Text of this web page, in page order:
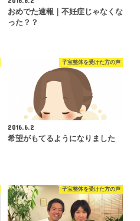
おめでた速報｜不妊症じゃなくな
った？？
子宝整体を受けた方の声
2016.6.2
希望がもてるようになりました
子宝整体を受けた方の声